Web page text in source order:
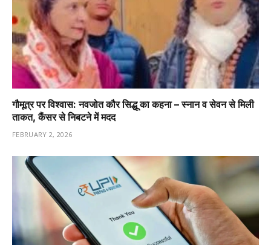
गौमूत्र पर विश्वास: नवजोत कौर सिद्धू का कहना – स्नान व सेवन से मिली
ताकत, कैंसर से निबटने में मदद
FEBRUARY 2, 2026